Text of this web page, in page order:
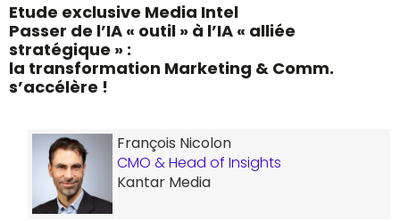
Etude exclusive Media Intel
Passer de l’IA « outil » à l’IA « alliée
stratégique » :
la transformation Marketing & Comm.
s’accélère !
François Nicolon
CMO & Head of Insights
Kantar Media